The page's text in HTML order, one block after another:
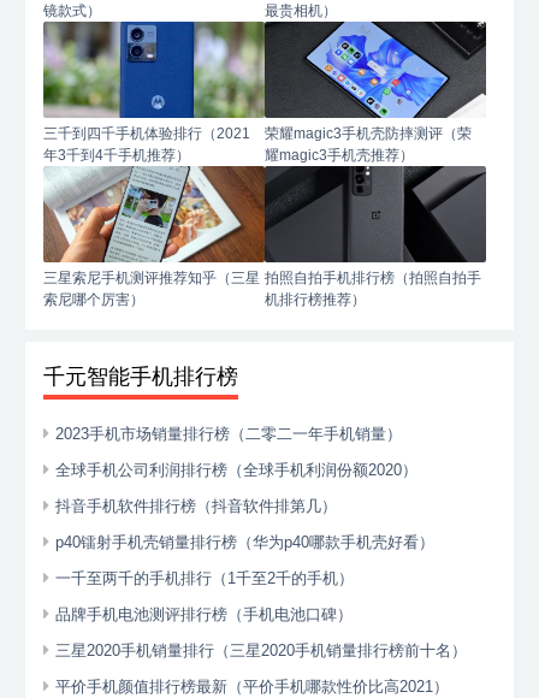
镜款式）
最贵相机）
三千到四千手机体验排行（2021
年3千到4千手机推荐）
荣耀magic3手机壳防摔测评（荣
耀magic3手机壳推荐）
三星索尼手机测评推荐知乎（三星
索尼哪个厉害）
拍照自拍手机排行榜（拍照自拍手
机排行榜推荐）
千元智能手机排行榜
2023手机市场销量排行榜（二零二一年手机销量）
全球手机公司利润排行榜（全球手机利润份额2020）
抖音手机软件排行榜（抖音软件排第几）
p40镭射手机壳销量排行榜（华为p40哪款手机壳好看）
一千至两千的手机排行（1千至2千的手机）
品牌手机电池测评排行榜（手机电池口碑）
三星2020手机销量排行（三星2020手机销量排行榜前十名）
平价手机颜值排行榜最新（平价手机哪款性价比高2021）